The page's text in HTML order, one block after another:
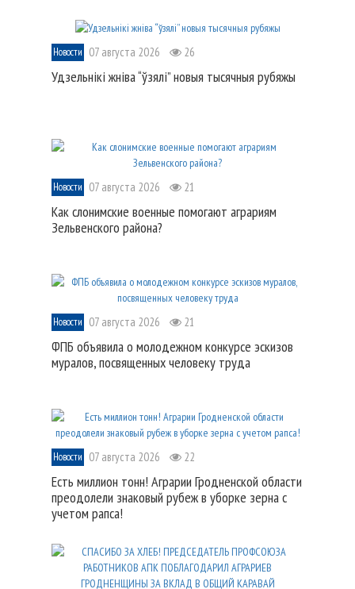
Новости 07 августа 2026 26
Удзельнікі жніва “ўзялі” новыя тысячныя рубяжы
Новости 07 августа 2026 21
Как слонимские военные помогают аграриям
Зельвенского района?
Новости 07 августа 2026 21
ФПБ объявила о молодежном конкурсе эскизов
муралов, посвященных человеку труда
Новости 07 августа 2026 22
Есть миллион тонн! Аграрии Гродненской области
преодолели знаковый рубеж в уборке зерна с
учетом рапса!